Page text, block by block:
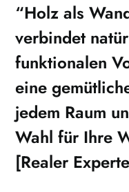
“Holz als
verbindet
funktionalen
eine
jedem Raum
Wahl für Ihre
[Realer